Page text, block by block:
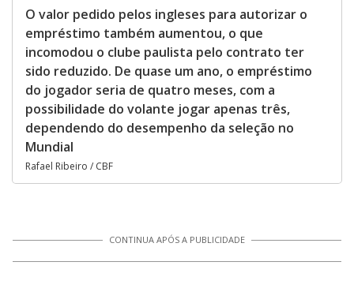
O valor pedido pelos ingleses para autorizar o
empréstimo também aumentou, o que
incomodou o clube paulista pelo contrato ter
sido reduzido. De quase um ano, o empréstimo
do jogador seria de quatro meses, com a
possibilidade do volante jogar apenas três,
dependendo do desempenho da seleção no
Mundial
Rafael Ribeiro / CBF
CONTINUA APÓS A PUBLICIDADE